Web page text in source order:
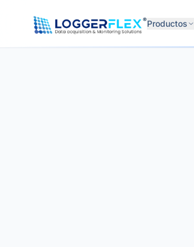
®Productos